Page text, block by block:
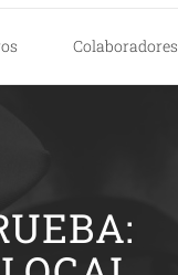
Colaboradores